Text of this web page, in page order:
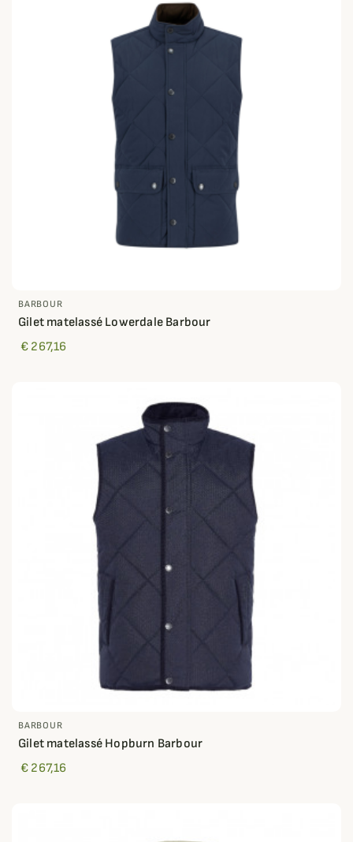
BARBOUR
Gilet matelassé Lowerdale Barbour
€ 267,16
BARBOUR
Gilet matelassé Hopburn Barbour
€ 267,16